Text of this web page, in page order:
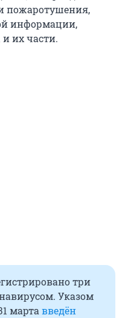
пожаротушения,
информации,
их части.
три
Указом
марта введён